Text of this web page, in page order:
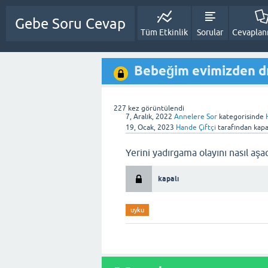
Gebe Soru Cevap
Tüm Etkinlik Sorular
Bebeğim evimizden
227 kez görüntülendi
7, Aralık, 2022 Annelere Sor kategorisinde
19, Ocak, 2023 Hande Çiftçi tarafından
Yerini yadırgama olayını nasıl
kapalı
uyku